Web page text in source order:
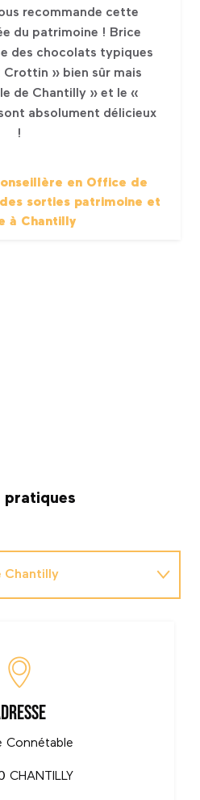
recommande cette
du patrimoine ! Brice
des chocolats typiques
Crottin » bien sûr mais
de Chantilly » et le «
absolument délicieux
!
en Office de
sorties patrimoine et
à Chantilly
pratiques
Chantilly
Connétable
CHANTILLY